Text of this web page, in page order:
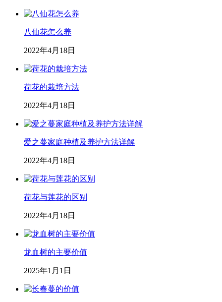
八仙花怎么养
2022年4月18日
荷花的栽培方法
2022年4月18日
爱之蔓家庭种植及养护方法详解
2022年4月18日
荷花与莲花的区别
2022年4月18日
龙血树的主要价值
2025年1月1日